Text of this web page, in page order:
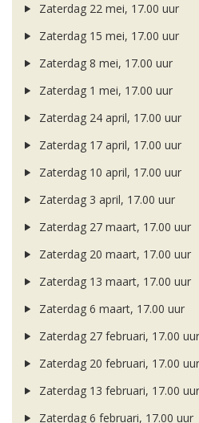
Zaterdag 22 mei, 17.00 uur
Zaterdag 15 mei, 17.00 uur
Zaterdag 8 mei, 17.00 uur
Zaterdag 1 mei, 17.00 uur
Zaterdag 24 april, 17.00 uur
Zaterdag 17 april, 17.00 uur
Zaterdag 10 april, 17.00 uur
Zaterdag 3 april, 17.00 uur
Zaterdag 27 maart, 17.00 uur
Zaterdag 20 maart, 17.00 uur
Zaterdag 13 maart, 17.00 uur
Zaterdag 6 maart, 17.00 uur
Zaterdag 27 februari, 17.00 uur
Zaterdag 20 februari, 17.00 uur
Zaterdag 13 februari, 17.00 uur
Zaterdag 6 februari, 17.00 uur